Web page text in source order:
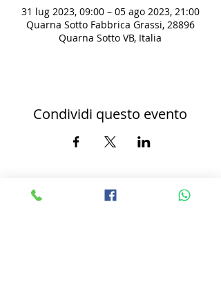
31 lug 2023, 09:00 – 05 ago 2023, 21:00
Quarna Sotto Fabbrica Grassi, 28896
Quarna Sotto VB, Italia
Condividi questo evento
Do Not Sell My Personal Information